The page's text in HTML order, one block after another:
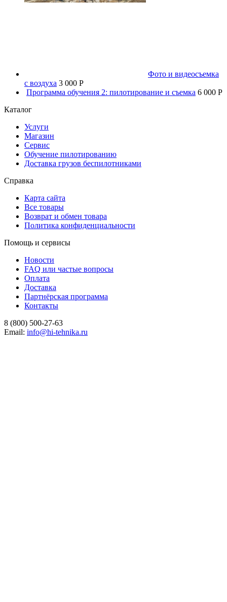
Фото и видеосъемка
с воздуха 3 000 P
Программа обучения 2: пилотирование и съемка 6 000 P
Каталог
Услуги
Магазин
Сервис
Обучение пилотированию
Доставка грузов беспилотниками
Справка
Карта сайта
Все товары
Возврат и обмен товара
Политика конфиденциальности
Помощь и сервисы
Новости
FAQ или частые вопросы
Оплата
Доставка
Партнёрская программа
Контакты
8 (800) 500-27-63
Email: info@hi-tehnika.ru